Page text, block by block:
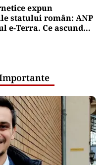
expun
statului român: ANP
e‑Terra. Ce ascund